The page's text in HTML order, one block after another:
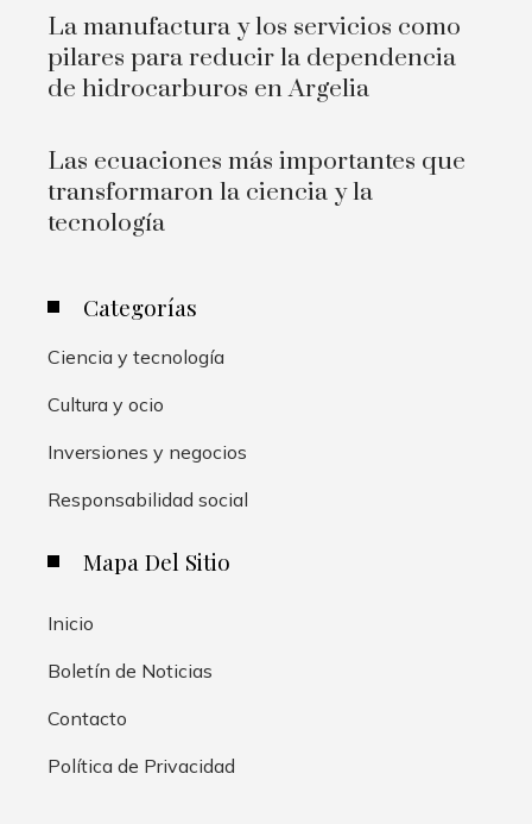
La manufactura y los servicios como
pilares para reducir la dependencia
de hidrocarburos en Argelia
Las ecuaciones más importantes que
transformaron la ciencia y la
tecnología
Categorías
Ciencia y tecnología
Cultura y ocio
Inversiones y negocios
Responsabilidad social
Mapa Del Sitio
Inicio
Boletín de Noticias
Contacto
Política de Privacidad